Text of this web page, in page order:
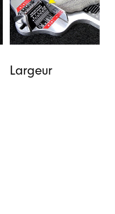
Largeur